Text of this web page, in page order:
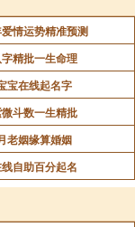
情运势精准预测
精批一生命理
宝在线起名字
斗数一生精批
老姻缘算婚姻
自助百分起名